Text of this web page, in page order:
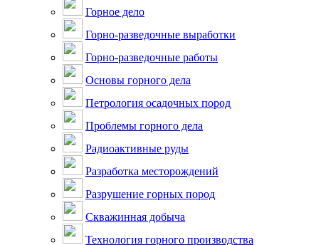
Горное дело
Горно-разведочные выработки
Горно-разведочные работы
Основы горного дела
Петрология осадочных пород
Проблемы горного дела
Радиоактивные руды
Разработка месторождений
Разрушение горных пород
Скважинная добыча
Технология горного производства